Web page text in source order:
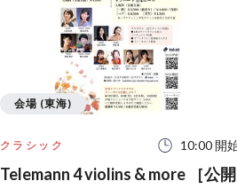
クラシック 10:00 開
Telemann 4 violins & more ［公開
会場 (東海)